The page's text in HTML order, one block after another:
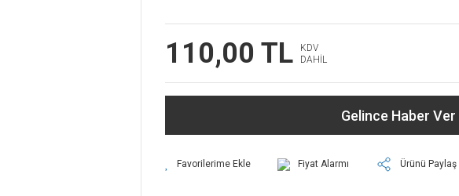
110,00 TL
KDV
DAHİL
Gelince Haber Ver
Fiyat Alarmı Ürünü Paylaş